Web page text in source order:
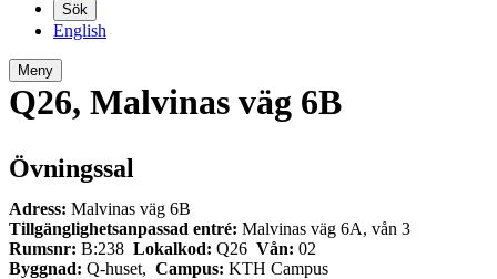
Sök
English
Meny
Q26, Malvinas väg 6B
Övningssal
Adress: Malvinas väg 6B
Tillgänglighetsanpassad entré: Malvinas väg 6A, vån 3
Rumsnr: B:238 Lokalkod: Q26 Vån: 02
Byggnad: Q-huset, Campus: KTH Campus